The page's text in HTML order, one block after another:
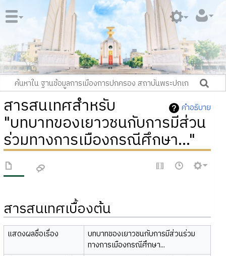
คำอธิบาย
สารสนเทศสำหรับ
"บทบาทของเยาวชนกับการมีส่วน
ร่วมทางการเมืองกรณีศึกษา..."
สารสนเทศเบื้องต้น
แสดงผลชื่อเรื่อง
บทบาทของเยาวชนกับการมีส่วนร่วม
ทางการเมืองกรณีศึกษา...